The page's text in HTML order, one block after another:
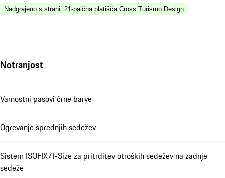
Nadgrajeno s strani: 21-palčna platišča Cross Turismo Design
Notranjost
Varnostni pasovi črne barve
Ogrevanje sprednjih sedežev
Sistem ISOFIX/I-Size za pritrditev otroških sedežev na zadnje
sedeže